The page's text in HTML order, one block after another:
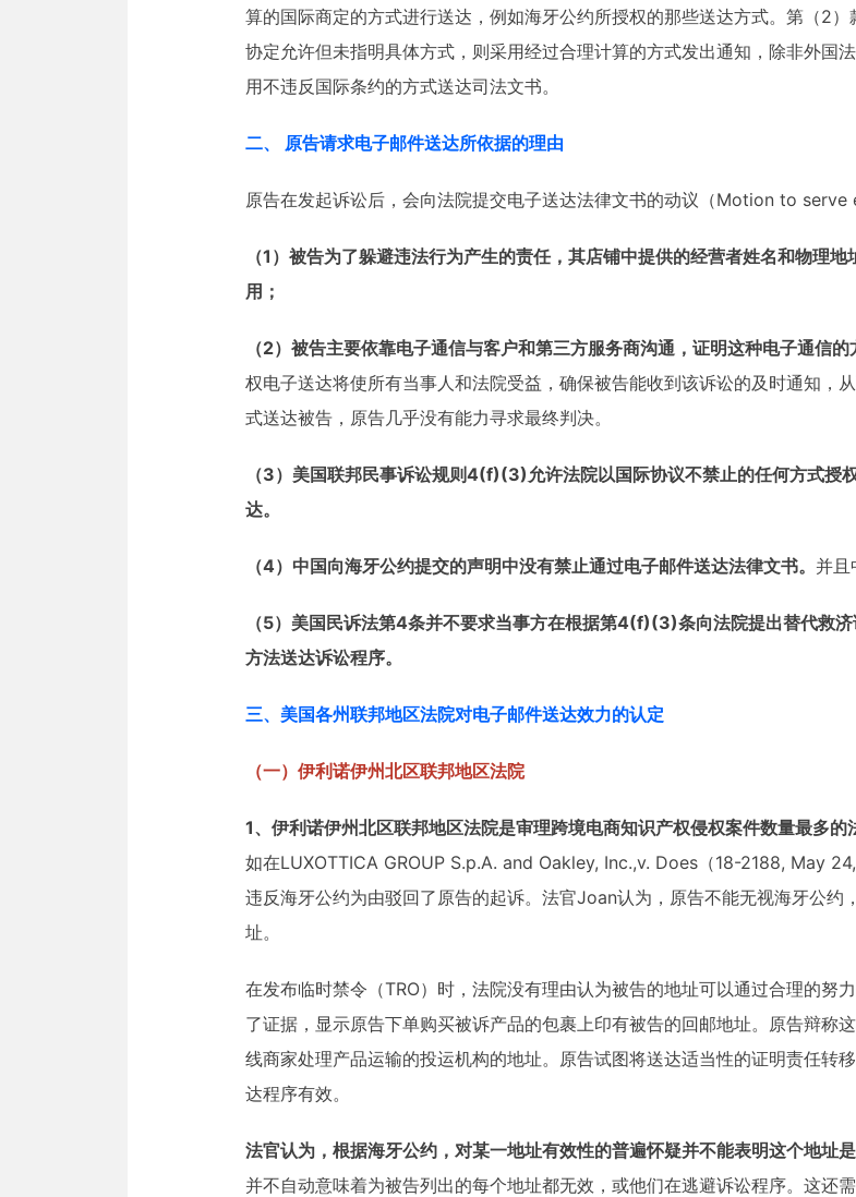
算的国际商定的方式进行送达，例如海牙公约所授权的那些送达方式。第（2
协定允许但未指明具体方式，则采用经过合理计算的方式发出通知，除非外国
用不违反国际条约的方式送达司法文书。
二、 原告请求电子邮件送达所依据的理由
原告在发起诉讼后，会向法院提交电子送达法律文书的动议（Motion to
（1）被告为了躲避违法行为产生的责任，其店铺中提供的经营者姓名和物理
用；
（2）被告主要依靠电子通信与客户和第三方服务商沟通，证明这种电子通信
权电子送达将使所有当事人和法院受益，确保被告能收到该诉讼的及时通知，
式送达被告，原告几乎没有能力寻求最终判决。
（3）美国联邦民事诉讼规则4(f)(3)允许法院以国际协议不禁止的任何方式授
达。
（4）中国向海牙公约提交的声明中没有禁止通过电子邮件送达法律文书。 并且
（5）美国民诉法第4条并不要求当事方在根据第4(f)(3)条向法院提出替代救
方法送达诉讼程序。
三、美国各州联邦地区法院对电子邮件送达效力的认定
（一）伊利诺伊州北区联邦地区法院
1、伊利诺伊州北区联邦地区法院是审理跨境电商知识产权侵权案件数量最多的
如在LUXOTTICA GROUP S.p.A. and Oakley, Inc.,v. Does（18-2188, May
违反海牙公约为由驳回了原告的起诉。法官Joan认为，原告不能无视海牙公约
址。
在发布临时禁令（TRO）时，法院没有理由认为被告的地址可以通过合理的努
了证据，显示原告下单购买被诉产品的包裹上印有被告的回邮地址。原告辩称
线商家处理产品运输的投运机构的地址。原告试图将送达适当性的证明责任转
达程序有效。
法官认为，根据海牙公约，对某一地址有效性的普遍怀疑并不能表明这个地址是
并不自动意味着为被告列出的每个地址都无效，或他们在逃避诉讼程序。这还